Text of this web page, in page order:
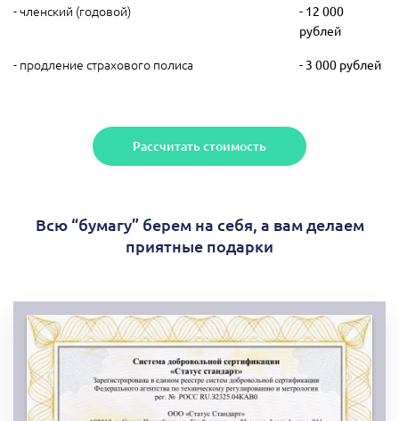
- членский (годовой)
- 12 000
рублей
- продление страхового полиса - 3 000 рублей
Рассчитать стоимость
Всю “бумагу” берем на себя, а вам делаем
приятные подарки